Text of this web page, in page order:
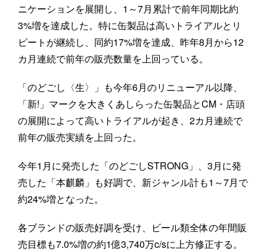
ニケーションを展開し、1～7月累計で前年同期比約
3%増を達成した。特に缶製品は高いトライアルとリ
ピートが継続し、同約17%増を達成、昨年8月から12
カ月連続で前年の販売数量を上回っている。
「のどごし〈生〉」も今年6月のリニューアル以降、
「新!」マークを大きくあしらった缶製品とCM・店頭
の展開によって高いトライアルが起き、2カ月連続で
前年の販売実績を上回った。
今年1月に発売した「のどごしSTRONG」、3月に発
売した「本麒麟」も好調で、新ジャンル計も1～7月で
約24%増となった。
各ブランドの販売好調を受け、ビール類全体の年間販
売目標も7.0%増の約1億3,740万c/sに上方修正する。